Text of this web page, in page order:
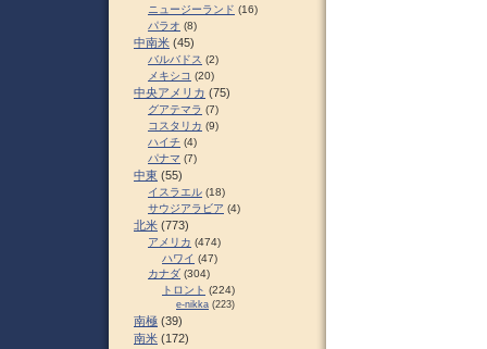
ニュージーランド (16)
パラオ (8)
中南米 (45)
バルバドス (2)
メキシコ (20)
中央アメリカ (75)
グアテマラ (7)
コスタリカ (9)
ハイチ (4)
パナマ (7)
中東 (55)
イスラエル (18)
サウジアラビア (4)
北米 (773)
アメリカ (474)
ハワイ (47)
カナダ (304)
トロント (224)
e-nikka (223)
南極 (39)
南米 (172)